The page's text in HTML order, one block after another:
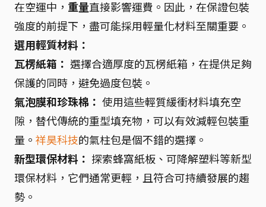
在空運中， 重量直接影響運費。因此，在保證包裝
強度的前提下，盡可能採用輕量化材料至關重要。
選用輕質材料：
瓦楞紙箱： 選擇合適厚度的瓦楞紙箱，在提供足夠
保護的同時，避免過度包裝。
氣泡膜和珍珠棉： 使用這些輕質緩衝材料填充空
隙，替代傳統的重型填充物，可以有效減輕包裝重
量。 祥昊科技的氣柱包是個不錯的選擇。
新型環保材料： 探索蜂窩紙板、可降解塑料等新型
環保材料，它們通常更輕，且符合可持續發展的趨
勢。